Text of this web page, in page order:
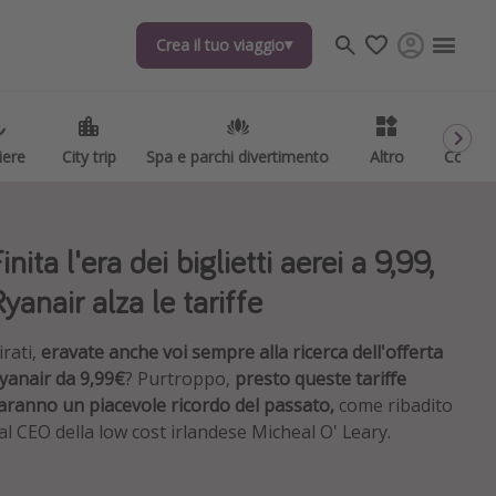
Crea il tuo viaggio
City trip Spa e parchi divertimento Altro Codici
Crea il tuo viaggio
City trip Spa e parchi divertimento Altro Codici
l'era dei biglietti aerei a 9,99,
alza le tariffe
eravate anche voi sempre alla ricerca dell'offerta
da 9,99€? Purtroppo, presto queste tariffe
un piacevole ricordo del passato, come ribadito
CEO della low cost irlandese Micheal O' Leary.